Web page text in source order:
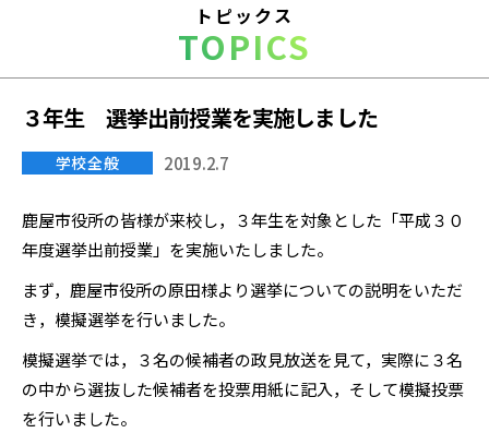
央
高
等
学
校
トピックス
TOPICS
３年生 選挙出前授業を実施しました
学校全般 2019.2.7
鹿屋市役所の皆様が来校し，３年生を対象とした「平成３０
年度選挙出前授業」を実施いたしました。
まず，鹿屋市役所の原田様より選挙についての説明をいただ
き，模擬選挙を行いました。
模擬選挙では，３名の候補者の政見放送を見て，実際に３名
の中から選抜した候補者を投票用紙に記入，そして模擬投票
を行いました。